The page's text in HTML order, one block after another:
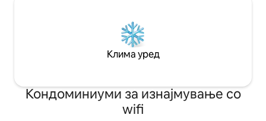
Клима уред
Кондоминиуми за изнајмување со
wifi